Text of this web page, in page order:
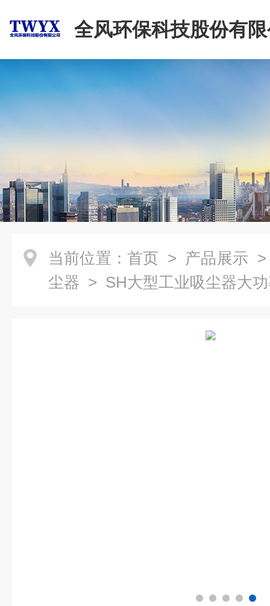
全风环保科技股份有
当前位置： 首页 > 产品展示
尘器 > SH大型工业吸尘器大